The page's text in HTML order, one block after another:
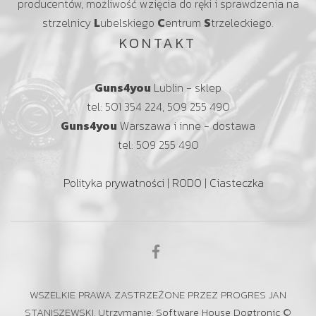
strzelnicy Lubelskiego Centrum Strzeleckiego.
KONTAKT
Guns4you Lublin - sklep
tel: 501 354 224, 509 255 490
Guns4you Warszawa i inne - dostawa
tel: 509 255 490
Polityka prywatności | RODO | Ciasteczka
WSZELKIE PRAWA ZASTRZEŻONE PRZEZ PROGRES JAN
STANISZEWSKI. Utrzymanie: Software House Dogtronic ©